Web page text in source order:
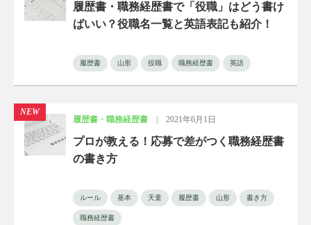
履歴書・職務経歴書で「役職」はどう書け
ばいい？役職名一覧と英語表記も紹介！
履歴書 山形 役職 職務経歴書 英語
NEW
履歴書・職務経歴書 2021年6月1日
プロが教える！応募で差がつく職務経歴書
の書き方
ルール 基本 天童 履歴書 山形 書き方
職務経歴書